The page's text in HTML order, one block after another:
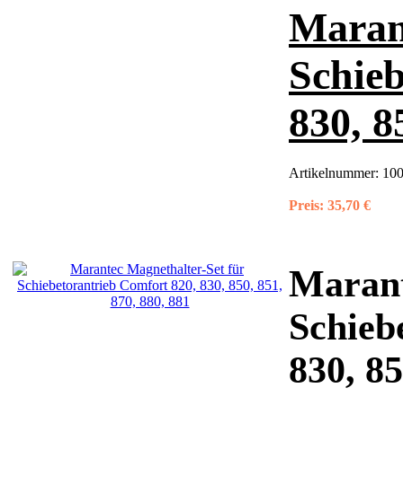
830,
Artikelnummer:
Preis: 35,70 €
830,